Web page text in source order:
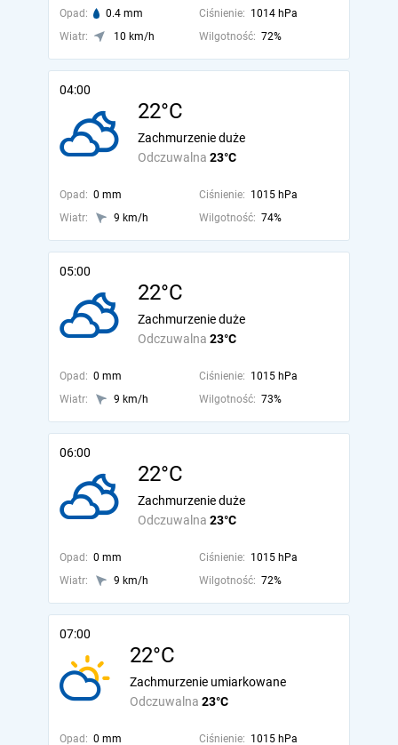
Opad: 0.4 mm Ciśnienie: 1014 hPa
Wiatr:
10 km/h Wilgotność: 72%
04:00
22°C
Odczuwalna 23°C
Zachmurzenie duże
Opad: 0 mm Ciśnienie: 1015 hPa
Wiatr:
9 km/h Wilgotność: 74%
05:00
22°C
Odczuwalna 23°C
Zachmurzenie duże
Opad: 0 mm Ciśnienie: 1015 hPa
Wiatr:
9 km/h Wilgotność: 73%
06:00
22°C
Odczuwalna 23°C
Zachmurzenie duże
Opad: 0 mm Ciśnienie: 1015 hPa
Wiatr:
9 km/h Wilgotność: 72%
07:00
22°C
Odczuwalna 23°C
Zachmurzenie umiarkowane
Opad: 0 mm Ciśnienie: 1015 hPa